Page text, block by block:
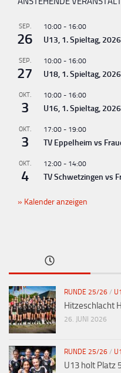
SEP.
26
10:00 - 16:00
U13, 1. Spieltag,
SEP.
27
10:00 - 16:00
U18, 1. Spieltag,
OKT.
3
10:00 - 16:00
U16, 1. Spieltag,
OKT.
3
17:00 - 19:00
TV Eppelheim vs
OKT.
4
12:00 - 14:00
TV Schwetzingen vs
Kalender anzeigen
RUNDE 25/26 /
Hitzeschlacht
26. JUNI 2026
RUNDE 25/26 /
U13 holt Platz